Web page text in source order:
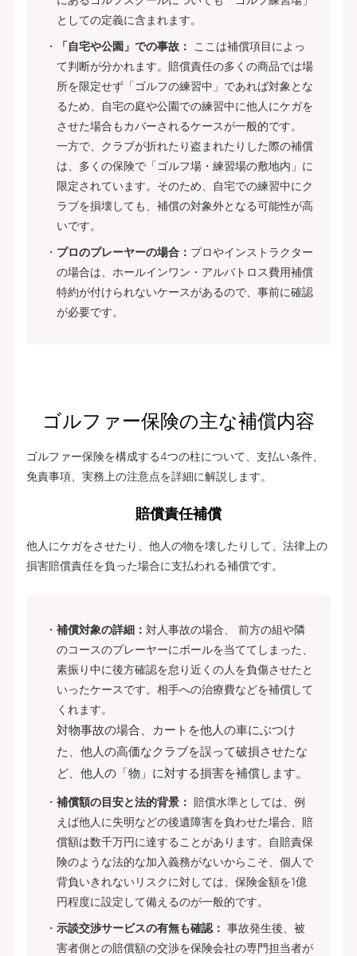
としての定義に含まれます。
「自宅や公園」での事故：
ここは補償項目によっ
て判断が分かれます。賠償責任の多くの商品では場
所を限定せず「ゴルフの練習中」であれば対象とな
るため、自宅の庭や公園での練習中に他人にケガを
させた場合もカバーされるケースが一般的です。
一方で、クラブが折れたり盗まれたりした際の補償
は、多くの保険で「ゴルフ場・練習場の敷地内」に
限定されています。そのため、自宅での練習中にク
ラブを損壊しても、補償の対象外となる可能性が高
いです。
プロのプレーヤーの場合： プロやインストラクター
の場合は、ホールインワン・アルバトロス費用補償
特約が付けられないケースがあるので、事前に確認
が必要です。
ゴルファー保険の主な補償内容
ゴルファー保険を構成する4つの柱について、支払い条件、
免責事項、実務上の注意点を詳細に解説します。
賠償責任補償
他人にケガをさせたり、他人の物を壊したりして、法律上の
損害賠償責任を負った場合に支払われる補償です。
補償対象の詳細： 対人事故の場合、 前方の組や隣
のコースのプレーヤーにボールを当ててしまった、
素振り中に後方確認を怠り近くの人を負傷させたと
いったケースです。相手への治療費などを補償して
くれます。
対物事故の場合、カートを他人の車にぶつけ
た、他人の高価なクラブを誤って破損させたな
ど、他人の「物」に対する損害を補償します。
補償額の目安と法的背景： 賠償水準としては、例
えば他人に失明などの後遺障害を負わせた場合、賠
償額は数千万円に達することがあります。自賠責保
険のような法的な加入義務がないからこそ、個人で
背負いきれないリスクに対しては、保険金額を1億
円程度に設定して備えるのが一般的です。
示談交渉サービスの有無も確認： 事故発生後、被
害者側との賠償額の交渉を保険会社の専門担当者が